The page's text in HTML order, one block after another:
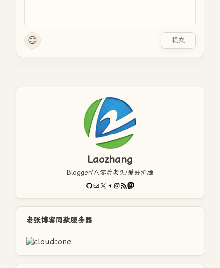
😊 提交
Laozhang
Blogger/八零后老头/爱好折腾
GitHub
电子邮件X Telegram
Instagram
RSS FeedMastodon
老张博客同款服务器